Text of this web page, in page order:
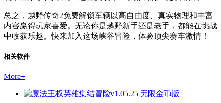
总之，越野传奇2免费解锁车辆以高自由度、真实物理和丰富
内容赢得玩家喜爱。无论你是越野新手还是老手，都能在挑战
中收获乐趣。快来加入这场峡谷冒险，体验顶尖赛车激情！
相关软件
More+